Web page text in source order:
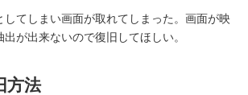
してしまい画面が取れてしまった。画面が映
が出来ないので復旧してほしい。
方法